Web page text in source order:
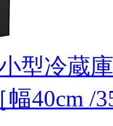
型冷蔵
幅40cm /